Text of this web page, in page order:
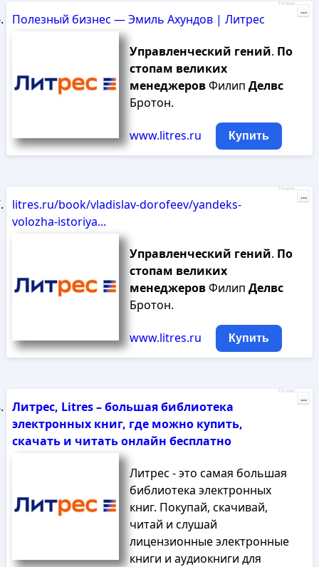
Полезный бизнес — Эмиль Ахундов | Литрес
Управленческий гений. По
стопам великих
менеджеровФилип Делвс
Бротон.
www.litres.ru Купить
Реклама
...
litres.ru/book/vladislav-dorofeev/yandeks-
volozha-istoriya...
Управленческий гений. По
стопам великих
менеджеровФилип Делвс
Бротон.
www.litres.ru Купить
Реклама
...
Литрес, Litres – большая библиотека
электронных книг, где можно купить,
скачать и читать онлайн бесплатно
Литрес - это самая большая
библиотека электронных
книг. Покупай, скачивай,
читай и слушай
лицензионные электронные
книги и аудиокниги для
Реклама
...